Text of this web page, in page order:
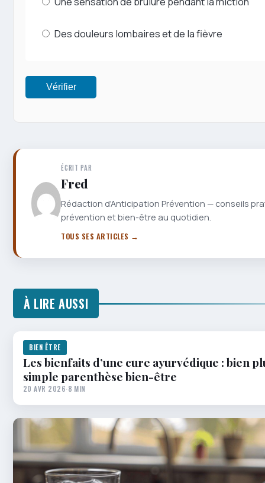
Des douleurs lombaires et de la fièvre
Vérifier
ÉCRIT PAR
Fred
Rédaction d'Anticipation Prévention — conseils
prévention et bien-être au quotidien.
TOUS SES ARTICLES →
À LIRE AUSSI
BIEN ÊTRE
Les bienfaits d’une cure ayurvédique : bien
simple parenthèse bien-être
20 AVR 2026·8 MIN